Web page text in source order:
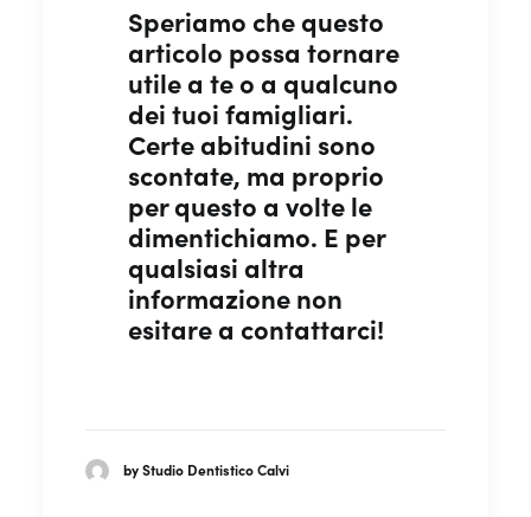
Speriamo che questo
articolo possa tornare
utile a te o a qualcuno
dei tuoi famigliari.
Certe abitudini sono
scontate, ma proprio
per questo a volte le
dimentichiamo. E per
qualsiasi altra
informazione non
esitare a contattarci!
by Studio Dentistico Calvi